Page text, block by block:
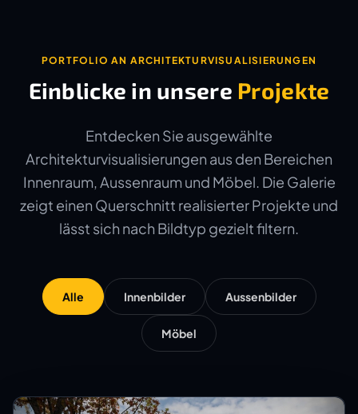
PORTFOLIO AN ARCHITEKTURVISUALISIERUNGEN
Einblicke in unsere Projekte
Entdecken Sie ausgewählte
Architekturvisualisierungen aus den Bereichen
Innenraum, Aussenraum und Möbel. Die Galerie
zeigt einen Querschnitt realisierter Projekte und
lässt sich nach Bildtyp gezielt filtern.
Alle Innenbilder Aussenbilder
Möbel